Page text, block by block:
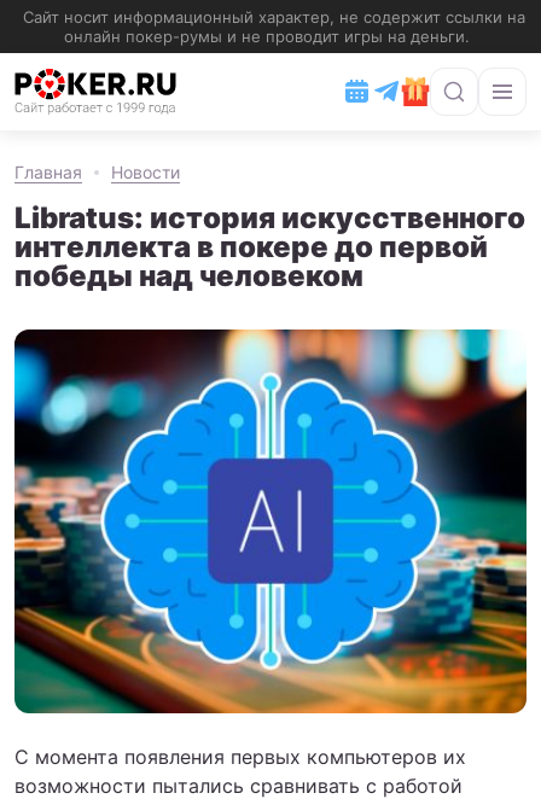
Главная Новости
Libratus: история искусственного
интеллекта в покере до первой
победы над человеком
С момента появления первых компьютеров их
возможности пытались сравнивать с работой